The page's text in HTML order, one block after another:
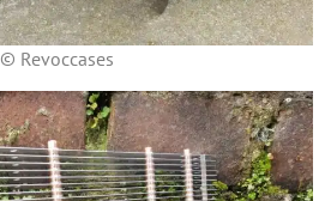
© Revoccases